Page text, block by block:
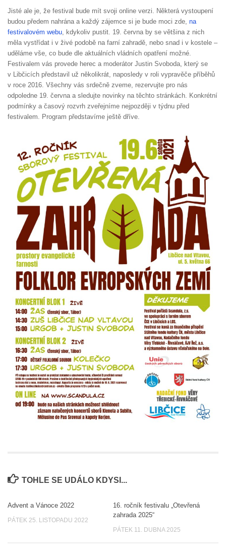
Jisté ale je, že festival bude mít svoji online verzi. Některá vystoupení
budou předem nahrána a každý zájemce si je bude moci zde, na
festivalovém webu, kdykoliv pustit. 19. června by se většina z nich
měla vystřídat i v živé podobě na farní zahradě, nebo snad i v kostele –
uděláme vše, co bude dle aktuálních vládních opatření možné.
Festivalem vás provede herec a moderátor Justin Svoboda, který se
v Libčicích představil už několikrát, naposledy v roli vypravěče příběhů
v roce 2016. Všechny vás srdečně zveme, rezervujte pro nás
odpoledne 19. června a sledujte novinky na těchto stránkách. Konkrétní
podmínky a časový rozvrh zveřejníme nejpozději v týdnu před
festivalem. Program představíme ještě dříve.
TOHLE SE UDÁLO KDYSI...
Advent a Vánoce 2022
PÁTEK 25. LISTOPADU 2022
16. ročník festivalu „Otevřená
zahrada 2025“
PÁTEK 11. DUBNA 2025